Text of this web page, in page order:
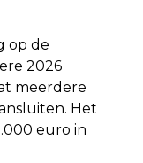
op de
2026
meerdere
Het
euro in